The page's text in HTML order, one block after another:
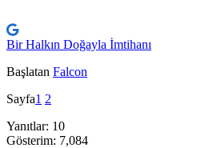
Bir Halkın Doğayla İmtihanı
Başlatan Falcon
Sayfa1 2
Yanıtlar: 10
Gösterim: 7,084